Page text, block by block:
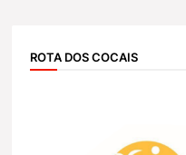
ROTA DOS COCAIS